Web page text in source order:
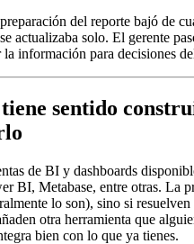
del reporte bajó de
actualizaba solo. El gerente
la información para decisiones
sentido
de BI y dashboards
BI, Metabase, entre otras. La
lo son), sino si
otra herramienta que
bien con lo que ya tienes.